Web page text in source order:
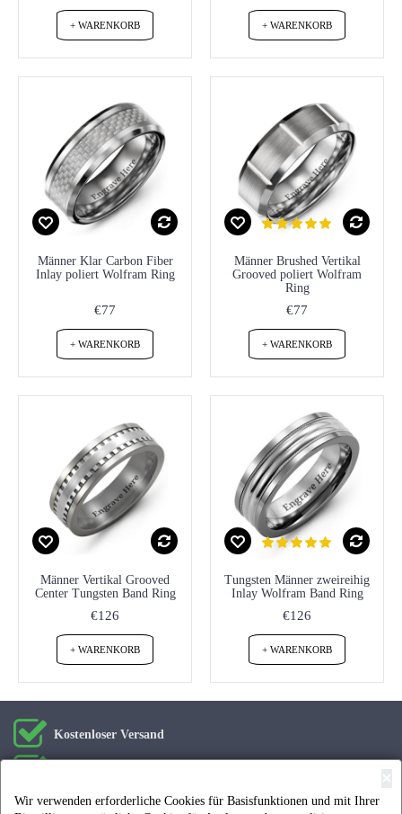
+ WARENKORB + WARENKORB
Männer Klar Carbon Fiber
Inlay poliert Wolfram Ring
€77
+ WARENKORB
Männer Brushed Vertikal
Grooved poliert Wolfram
Ring
€77
+ WARENKORB
Männer Vertikal Grooved
Center Tungsten Band Ring
€126
+ WARENKORB
Tungsten Männer zweireihig
Inlay Wolfram Band Ring
€126
+ WARENKORB
Kostenloser Versand
Kostenlose Gravur
Wir verwenden erforderliche Cookies für Basisfunktionen und mit Ihrer